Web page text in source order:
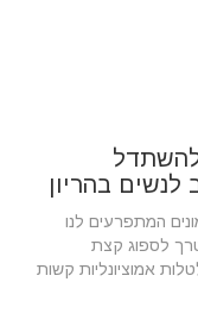
להשתדל
לנשים בהריון
המתפרעים לנו
לספוג קצת
אמוציונליות קשות